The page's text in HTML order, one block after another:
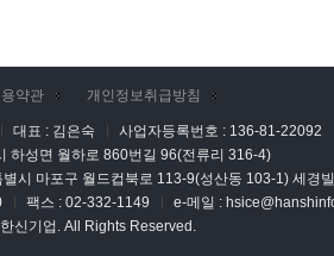
약관 개인정보취급방침
대표 : 김은숙 사업자등록번호 : 136-81-22092
하성면 월하로 860번길 96(전류리 316-4)
시 마포구 월드컵북로 113-9(성산동 103-1) 세경
팩스 : 02-332-1149
e-메일 :
신기업. All Rights Reserved.